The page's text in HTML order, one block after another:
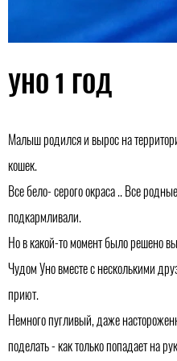
УНО 1 ГОД
Малыш родился и вырос на
кошек.
Все бело- серого окраса .. Все
подкармливали.
Но в какой-то момент было решено
Чудом Уно вместе с несколькими
приют.
Немного пугливый, даже
поделать - как только попадает на